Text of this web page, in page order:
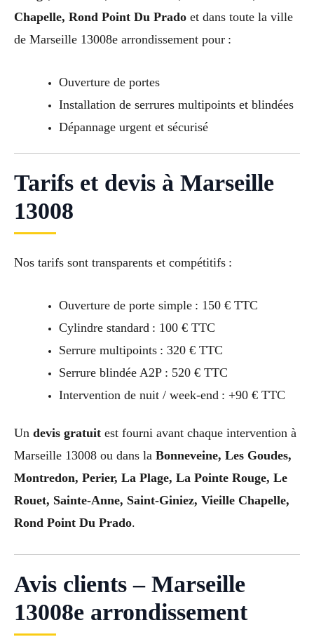
Chapelle, Rond Point Du Prado et dans toute la ville
de Marseille 13008e arrondissement pour :
Ouverture de portes
Installation de serrures multipoints et blindées
Dépannage urgent et sécurisé
Tarifs et devis à Marseille
13008
Nos tarifs sont transparents et compétitifs :
Ouverture de porte simple : 150 € TTC
Cylindre standard : 100 € TTC
Serrure multipoints : 320 € TTC
Serrure blindée A2P : 520 € TTC
Intervention de nuit / week-end : +90 € TTC
Un devis gratuit est fourni avant chaque intervention à
Marseille 13008 ou dans la Bonneveine, Les Goudes,
Montredon, Perier, La Plage, La Pointe Rouge, Le
Rouet, Sainte-Anne, Saint-Giniez, Vieille Chapelle,
Rond Point Du Prado.
Avis clients – Marseille
13008e arrondissement